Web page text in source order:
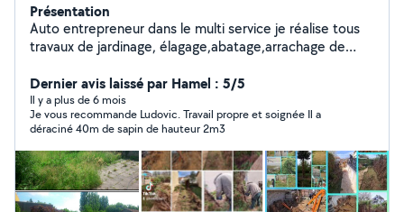
Présentation
Auto entrepreneur dans le multi service je réalise tous
travaux de jardinage, élagage,abatage,arrachage de
possible n'hésitez pas pour toute question ou devis.
Dernier avis laissé par Hamel : 5/5
Il y a plus de 6 mois
Je vous recommande Ludovic. Travail propre et soignée Il a
déraciné 40m de sapin de hauteur 2m3